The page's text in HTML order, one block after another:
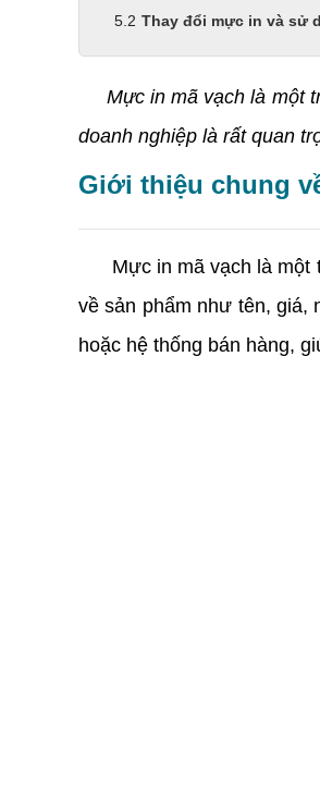
Thay đổi mực in và sử
Mực in mã vạch là một
doanh nghiệp là rất quan
Giới thiệu chung
Mực in mã vạch là một
về sản phẩm như tên, giá,
hoặc hệ thống bán hàng,